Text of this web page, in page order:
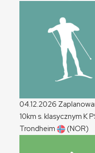
04.12.2026
10km s. klasycznym K
Trondheim
(NOR)